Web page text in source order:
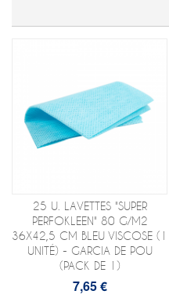
25 U. LAVETTES "SUPER
PERFOKLEEN" 80 G/M2
36X42,5 CM BLEU VISCOSE (1
UNITÉ) - GARCIA DE POU
(PACK DE 1)
7,65 €